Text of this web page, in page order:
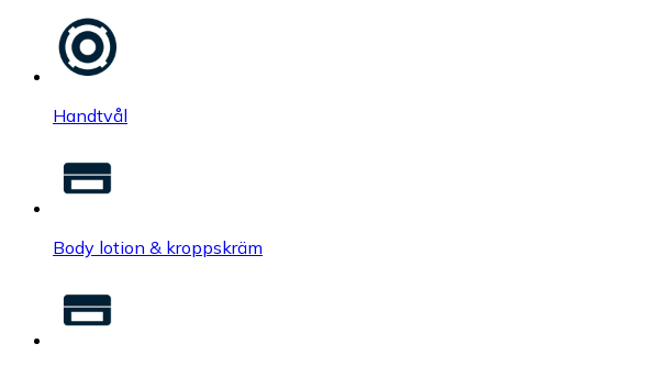
Handtvål
Body lotion & kroppskräm